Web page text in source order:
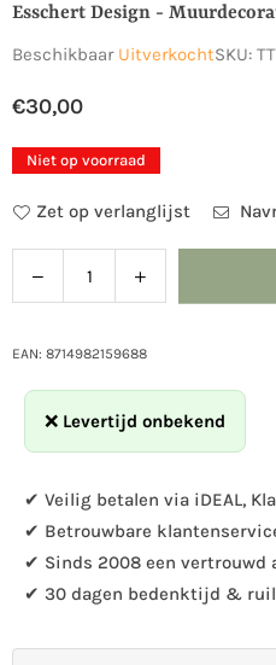
Esschert Design -
Beschikbaar UitverkochtSKU:
Normale
prijs
€30,00
Niet op voorraad
Zet op verlanglijst
Hoeveelheid
Verlaag
de
voor
-
rond
vogels
60cm
Verhoog
de
voor
-
rond
vogels
60cm
EAN: 8714982159688
❌ Levertijd onbekend
✔ Veilig betalen via iDEAL,
✔ Betrouwbare
✔ Sinds 2008 een vertrouwd
✔ 30 dagen bedenktijd &